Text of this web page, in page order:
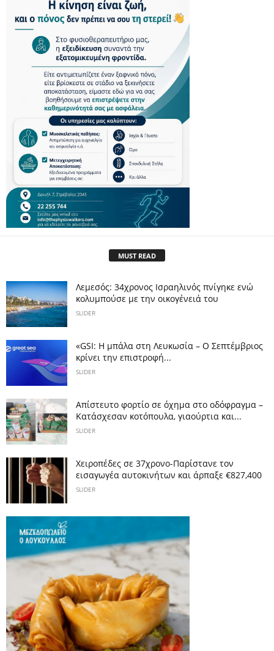
MUST READ
Λεμεσός: 34χρονος Ισραηλινός πνίγηκε ενώ
κολυμπούσε με την οικογένειά του
SLIDER
«GSI: Η μπάλα στη Λευκωσία – Ο Σεπτέμβριος
κρίνει την επιστροφή...
SLIDER
Απίστευτο φορτίο σε όχημα στο οδόφραγμα –
Κατάσχεσαν κοτόπουλα, γιαούρτια και...
SLIDER
Χειροπέδες σε 37χρονο-Παρίστανε τον
εισαγωγέα αυτοκινήτων και άρπαξε €827,400
SLIDER